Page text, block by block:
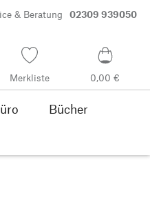
& Beratung 02309 939050
Merkliste 0,00 €
Bücher